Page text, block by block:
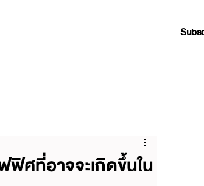
ศที่อาจจะเกิดขึ้นใน